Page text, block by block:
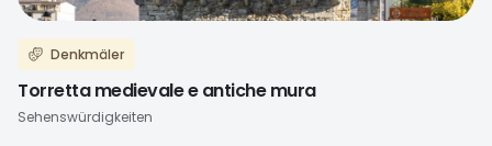
Denkmäler
Torretta medievale e antiche mura
Sehenswürdigkeiten